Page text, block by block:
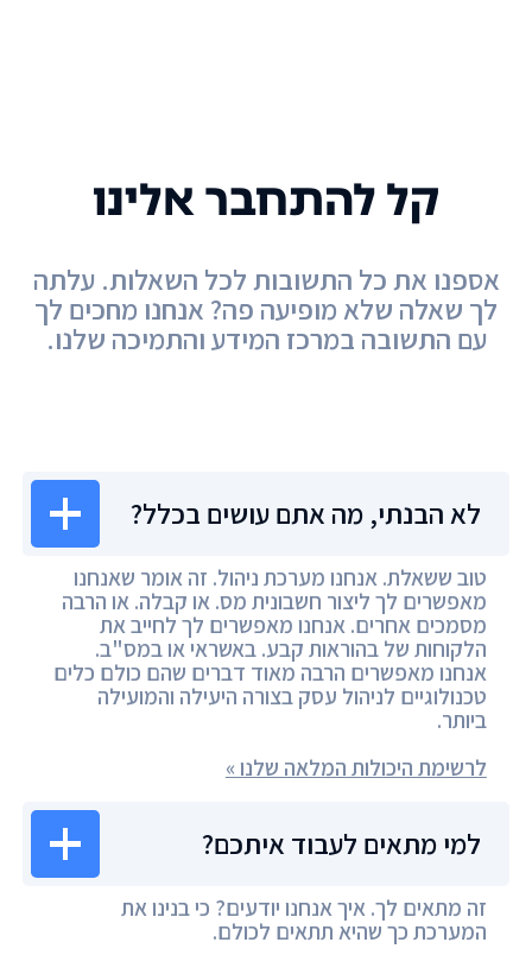
לא הבנתי, מה אתם עושים בכלל?
טוב ששאלת. אנחנו מערכת ניהול. זה אומר שאנחנו
מאפשרים לך ליצור חשבונית מס. או קבלה. או הרבה
מסמכים אחרים. אנחנו מאפשרים לך לחייב את
הלקוחות של בהוראות קבע. באשראי או במס"ב.
אנחנו מאפשרים הרבה מאוד דברים שהם כולם כלים
טכנולוגיים לניהול עסק בצורה היעילה והמועילה
ביותר.
לרשימת היכולות המלאה שלנו »
למי מתאים לעבוד איתכם?
זה מתאים לך. איך אנחנו יודעים? כי בנינו את
המערכת כך שהיא תתאים לכולם.
קל להתחבר אלינו
אספנו את כל התשובות לכל השאלות. עלתה
לך שאלה שלא מופיעה פה? אנחנו מחכים לך
עם התשובה במרכז המידע והתמיכה שלנו.